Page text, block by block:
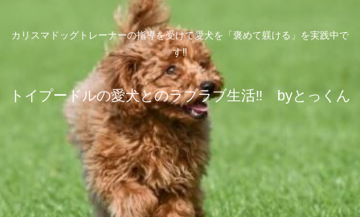
カリスマドッグトレーナーの指導を受けて愛犬を「褒めて躾ける」を実践中で
す‼
トイプードルの愛犬とのラブラブ生活‼ byとっくん